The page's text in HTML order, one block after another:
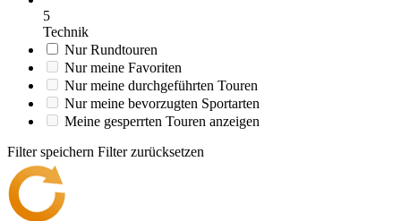
5
Technik
Nur Rundtouren
Nur meine Favoriten
Nur meine durchgeführten Touren
Nur meine bevorzugten Sportarten
Meine gesperrten Touren anzeigen
Filter speichern Filter zurücksetzen